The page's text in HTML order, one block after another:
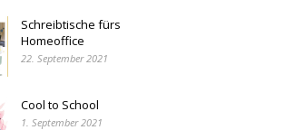
Schreibtische fürs
Homeoffice
22. September 2021
Cool to School
1. September 2021